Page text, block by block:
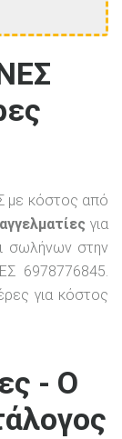
με κόστος από
για
σωλήνων στην
6978776845.
για κόστος
- Ο